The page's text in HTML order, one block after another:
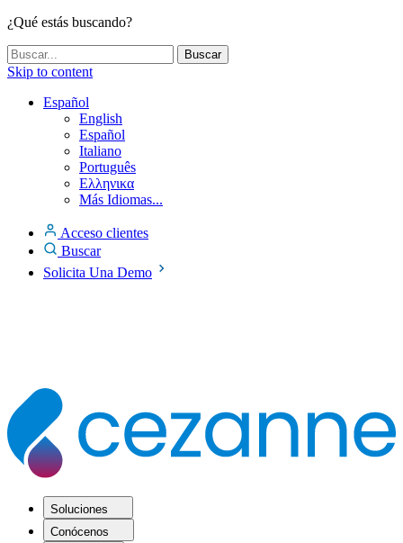
¿Qué estás buscando?
Skip to content
Español
English
Español
Italiano
Português
Ελληνικα
Más Idiomas...
Acceso clientes
Buscar
Solicita Una Demo
Soluciones
Conócenos